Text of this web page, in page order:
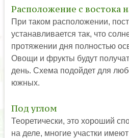
Расположение с востока
При таком расположении,
устанавливается так, что
протяжении дня полностью
Овощи и фрукты будут
день. Схема подойдет для
южных.
Под углом
Теоретически, это хороший
на деле, многие участки